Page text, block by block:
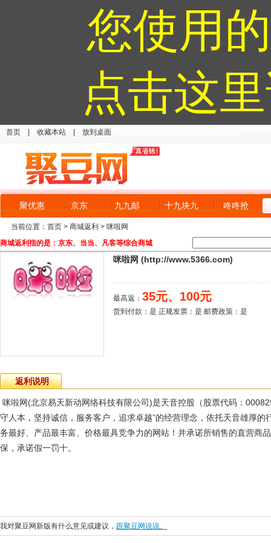
您使用
点击这
首页 收藏本站 放到桌面
聚优惠 京东 九九邮 十九块九 咚咚抢
当前位置： 首页> 商城返利 > 咪啦网
商城返利指的是：京东、当当、凡客等综合商城
咪啦网 (http://www.5366.com)
最高返： 35元、100元
货到付款：是 正规发票：是 邮费政策：是
返利说明
咪啦网(北京易天新动网络科技有限公司)是天音控股（股票代码：
守人本，坚持诚信，服务客户，追求卓越”的经营理念，依托天音雄厚
务最好、产品最丰富、价格最具竞争力的网站！并承诺所销售的直营商
保，承诺假一罚十。
我对聚豆网新版有什么意见或建议， 跟聚豆网说说。